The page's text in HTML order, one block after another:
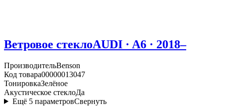
Ветровое стеклоAUDI · A6 · 2018–
ПроизводительBenson
Код товара00000013047
ТонировкаЗелёное
Акустическое стеклоДа
Ещё 5 параметровСвернуть